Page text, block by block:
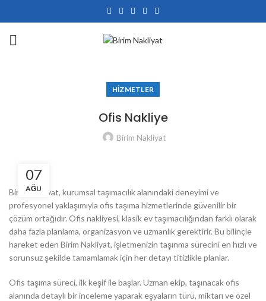
HIZMETLER
Ofis Nakliye
Birim Nakliyat
07
AĞU
Birim Nakliyat, kurumsal taşımacılık alanındaki deneyimi ve
profesyonel yaklaşımıyla ofis taşıma hizmetlerinde güvenilir bir
çözüm ortağıdır. Ofis nakliyesi, klasik ev taşımacılığından farklı olarak
daha fazla planlama, organizasyon ve uzmanlık gerektirir. Bu bilinçle
hareket eden Birim Nakliyat, işletmenizin taşınma sürecini en hızlı ve
sorunsuz şekilde tamamlamak için her detayı titizlikle planlar.
Ofis taşıma süreci, ilk keşif ile başlar. Uzman ekip, taşınacak ofis
alanında detaylı bir inceleme yaparak eşyaların türü, miktarı ve özel